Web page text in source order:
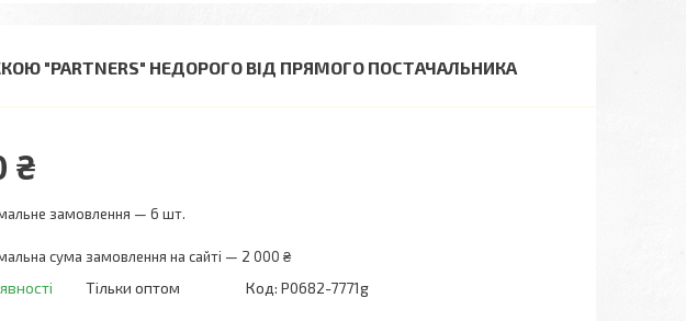
"PARTNERS" НЕДОРОГО ВІД ПРЯМОГО ПОСТАЧАЛЬНИКА
₴
замовлення — 6 шт.
сума замовлення на сайті — 2 000 ₴
Тільки оптом Код: P0682-7771g